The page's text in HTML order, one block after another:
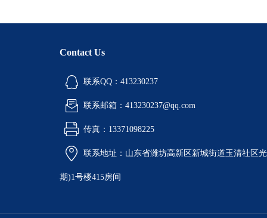
Contact Us
联系QQ：413230237
联系邮箱：413230237@qq.com
传真：13371098225
联系地址：山东省潍坊高新区新城街道玉清社区
期)1号楼415房间